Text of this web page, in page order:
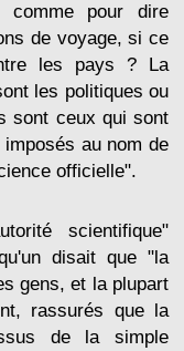
comme pour dire
de voyage, si ce
les pays ? La
les politiques ou
sont ceux qui sont
au nom de
officielle".
scientifique"
disait que "la
gens, et la plupart
rassurés que la
de la simple